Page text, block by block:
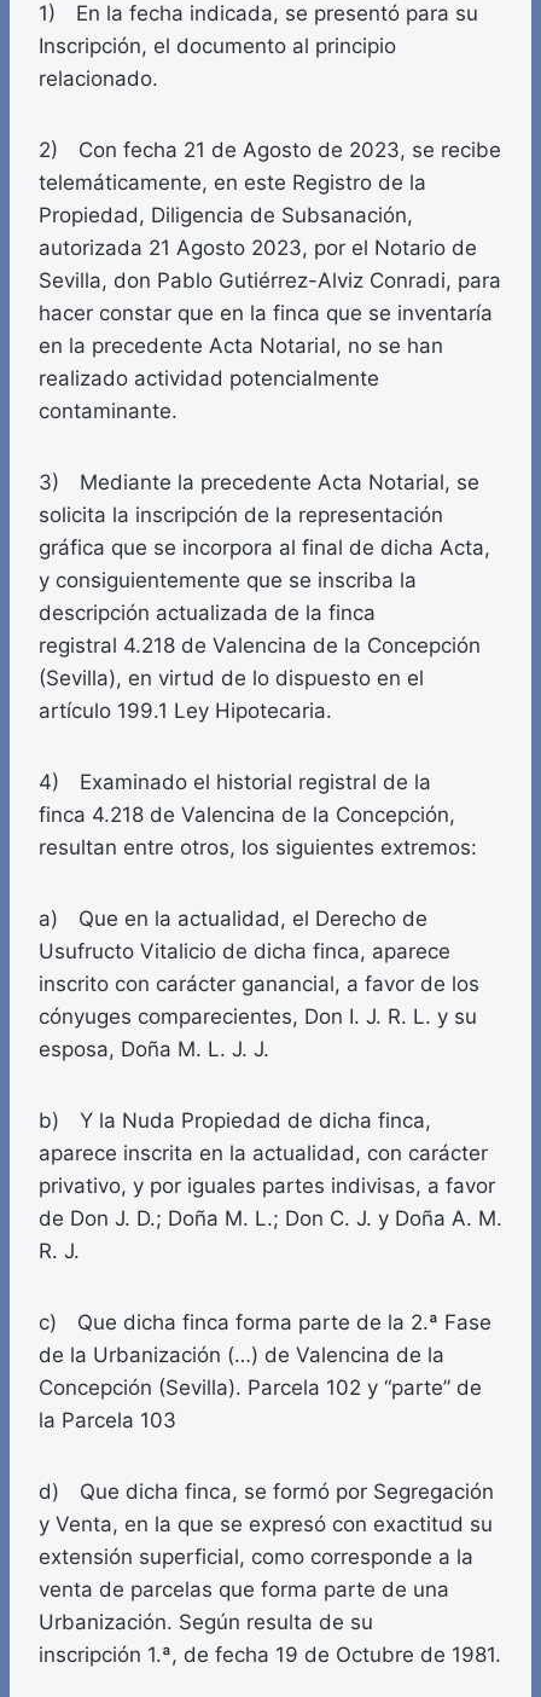
1) En la fecha indicada, se presentó para su
Inscripción, el documento al principio
relacionado.
2) Con fecha 21 de Agosto de 2023, se recibe
telemáticamente, en este Registro de la
Propiedad, Diligencia de Subsanación,
autorizada 21 Agosto 2023, por el Notario de
Sevilla, don Pablo Gutiérrez-Alviz Conradi, para
hacer constar que en la finca que se inventaría
en la precedente Acta Notarial, no se han
realizado actividad potencialmente
contaminante.
3) Mediante la precedente Acta Notarial, se
solicita la inscripción de la representación
gráfica que se incorpora al final de dicha Acta,
y consiguientemente que se inscriba la
descripción actualizada de la finca
registral 4.218 de Valencina de la Concepción
(Sevilla), en virtud de lo dispuesto en el
artículo 199.1 Ley Hipotecaria.
4) Examinado el historial registral de la
finca 4.218 de Valencina de la Concepción,
resultan entre otros, los siguientes extremos:
a) Que en la actualidad, el Derecho de
Usufructo Vitalicio de dicha finca, aparece
inscrito con carácter ganancial, a favor de los
cónyuges comparecientes, Don I. J. R. L. y su
esposa, Doña M. L. J. J.
b) Y la Nuda Propiedad de dicha finca,
aparece inscrita en la actualidad, con carácter
privativo, y por iguales partes indivisas, a favor
de Don J. D.; Doña M. L.; Don C. J. y Doña A. M.
R. J.
c) Que dicha finca forma parte de la 2.ª Fase
de la Urbanización (…) de Valencina de la
Concepción (Sevilla). Parcela 102 y “parte” de
la Parcela 103
d) Que dicha finca, se formó por Segregación
y Venta, en la que se expresó con exactitud su
extensión superficial, como corresponde a la
venta de parcelas que forma parte de una
Urbanización. Según resulta de su
inscripción 1.ª, de fecha 19 de Octubre de 1981.